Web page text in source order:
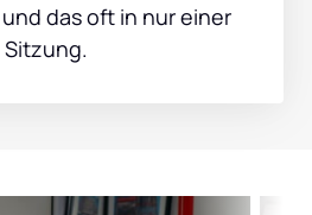
das oft in nur einer
Sitzung.